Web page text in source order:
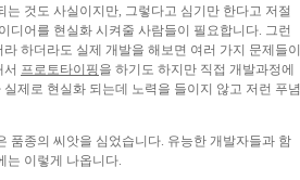
것도 사실이지만, 그렇다고 심기만 한다고 저절
디어를 현실화 시켜줄 사람들이 필요합니다. 그런
하더라도 실제 개발을 해보면 여러 가지 문제들이
서 프로토타이핑을 하기도 하지만 직접 개발과정에
제로 현실화 되는데 노력을 들이지 않고 저런 푸념
품종의 씨앗을 심었습니다. 유능한 개발자들과 함
는 이렇게 나옵니다.